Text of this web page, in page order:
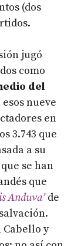
(dos
jugó
como
del
nueve
en
3.743 que
a su
se han
que
Anduva’de
Cabello y